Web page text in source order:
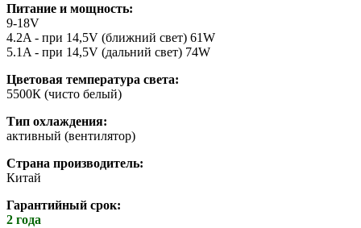
Питание и мощность:
9-18V
4.2A - при 14,5V (ближний свет) 61W
5.1A - при 14,5V (дальний свет) 74W
Цветовая температура света:
5500К (чисто белый)
Тип охлаждения:
активный (вентилятор)
Страна производитель:
Китай
Гарантийный срок:
2 года